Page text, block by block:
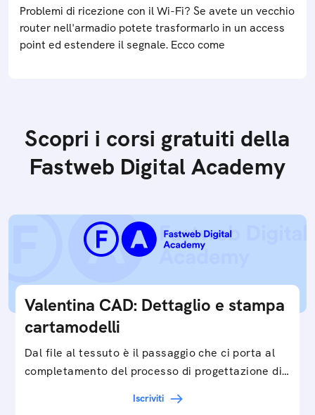
Problemi di ricezione con il Wi-Fi? Se avete un vecchio
router nell'armadio potete trasformarlo in un access
point ed estendere il segnale. Ecco come
Scopri i corsi gratuiti della
Fastweb Digital Academy
Valentina CAD: Dettaglio e stampa
cartamodelli
Dal file al tessuto è il passaggio che ci porta al
completamento del processo di progettazione di
Iscriviti